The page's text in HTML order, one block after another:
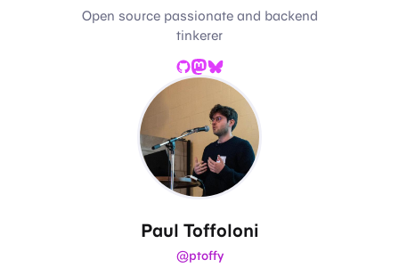
Open source passionate and backend
tinkerer
GitHub
Mastodon
Bluesky
Paul Toffoloni
@ptoffy